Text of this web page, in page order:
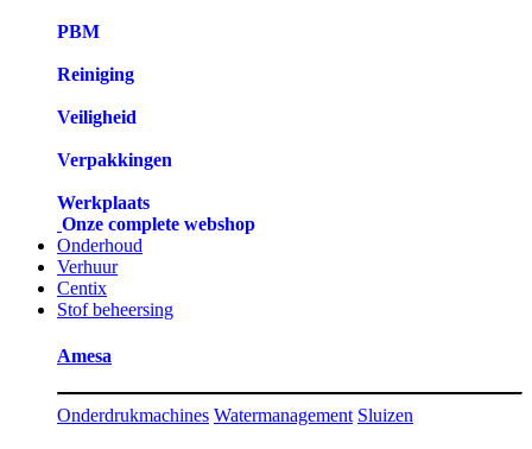
PBM
Reiniging
Veiligheid
Verpakkingen
Werkplaats
Onze complete webshop
Onderhoud
Verhuur
Centix
Stof beheersing
Amesa
Onderdrukmachines Watermanagement Sluizen